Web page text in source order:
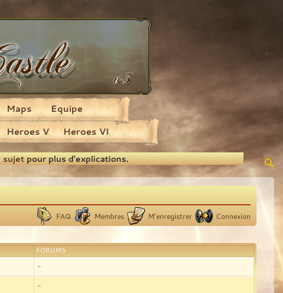
Heroes V Heroes VI
Maps Equipe
sujetpour plus d'explications.
FAQ Membres M’enregistrer Connexion
FORUMS
-
-